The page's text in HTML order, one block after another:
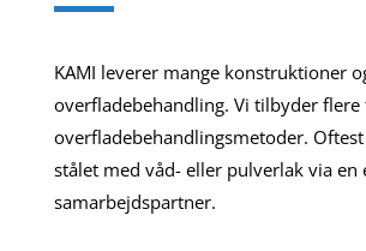
KAMI leverer mange konstruktioner
overfladebehandling. Vi tilbyder flere
overfladebehandlingsmetoder.
stålet med våd- eller pulverlak via en
samarbejdspartner.